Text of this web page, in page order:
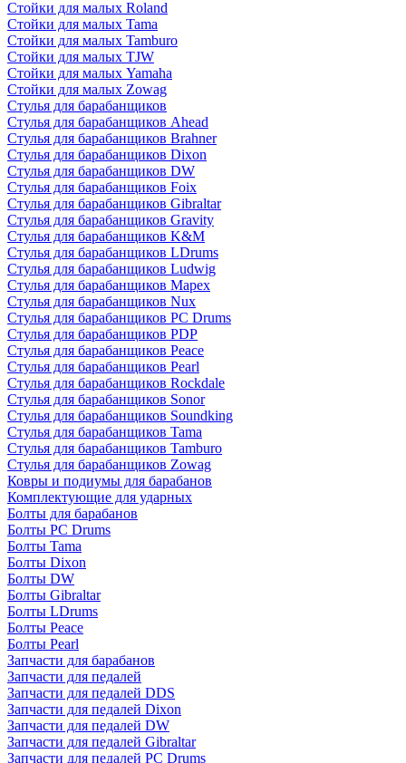
Стойки для малых Roland
Стойки для малых Tama
Стойки для малых Tamburo
Стойки для малых TJW
Стойки для малых Yamaha
Стойки для малых Zowag
Стулья для барабанщиков
Стулья для барабанщиков Ahead
Стулья для барабанщиков Brahner
Стулья для барабанщиков Dixon
Стулья для барабанщиков DW
Стулья для барабанщиков Foix
Стулья для барабанщиков Gibraltar
Стулья для барабанщиков Gravity
Стулья для барабанщиков K&M
Стулья для барабанщиков LDrums
Стулья для барабанщиков Ludwig
Стулья для барабанщиков Mapex
Стулья для барабанщиков Nux
Стулья для барабанщиков PC Drums
Стулья для барабанщиков PDP
Стулья для барабанщиков Peace
Стулья для барабанщиков Pearl
Стулья для барабанщиков Rockdale
Стулья для барабанщиков Sonor
Стулья для барабанщиков Soundking
Стулья для барабанщиков Tama
Стулья для барабанщиков Tamburo
Стулья для барабанщиков Zowag
Ковры и подиумы для барабанов
Комплектующие для ударных
Болты для барабанов
Болты PC Drums
Болты Tama
Болты Dixon
Болты DW
Болты Gibraltar
Болты LDrums
Болты Peace
Болты Pearl
Запчасти для барабанов
Запчасти для педалей
Запчасти для педалей DDS
Запчасти для педалей Dixon
Запчасти для педалей DW
Запчасти для педалей Gibraltar
Запчасти для педалей PC Drums